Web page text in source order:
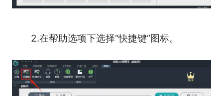
2.在帮助选项下选择“快捷键”图标。